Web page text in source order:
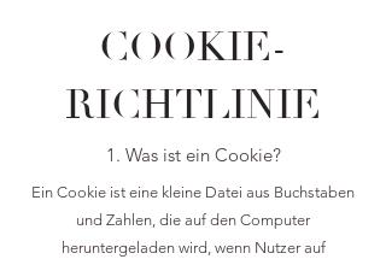
COOKIE-
RICHTLINIE
1. Was ist ein Cookie?
Ein Cookie ist eine kleine Datei aus Buchstaben
und Zahlen, die auf den Computer
heruntergeladen wird, wenn Nutzer auf